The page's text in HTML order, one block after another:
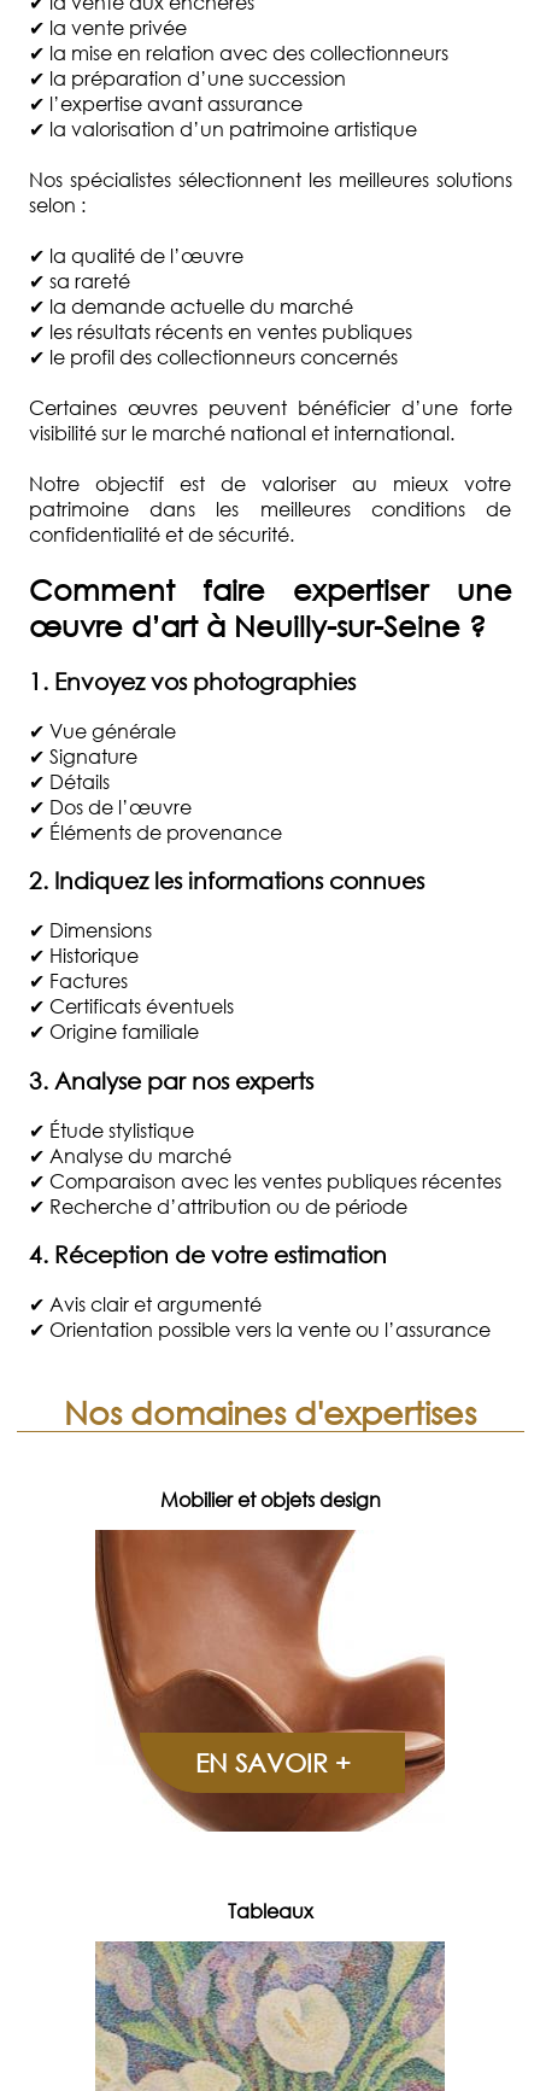
✔ la vente privée
✔ la mise en relation avec des collectionneurs
✔ la préparation d’une succession
✔ l’expertise avant assurance
✔ la valorisation d’un patrimoine artistique
Nos spécialistes sélectionnent les meilleures solutions
selon :
✔ la qualité de l’œuvre
✔ sa rareté
✔ la demande actuelle du marché
✔ les résultats récents en ventes publiques
✔ le profil des collectionneurs concernés
Certaines œuvres peuvent bénéficier d’une forte
visibilité sur le marché national et international.
Notre objectif est de valoriser au mieux votre
patrimoine dans les meilleures conditions de
confidentialité et de sécurité.
Comment faire expertiser une
œuvre d’art à Neuilly-sur-Seine ?
1. Envoyez vos photographies
✔ Vue générale
✔ Signature
✔ Détails
✔ Dos de l’œuvre
✔ Éléments de provenance
2. Indiquez les informations connues
✔ Dimensions
✔ Historique
✔ Factures
✔ Certificats éventuels
✔ Origine familiale
3. Analyse par nos experts
✔ Étude stylistique
✔ Analyse du marché
✔ Comparaison avec les ventes publiques récentes
✔ Recherche d’attribution ou de période
4. Réception de votre estimation
✔ Avis clair et argumenté
✔ Orientation possible vers la vente ou l’assurance
Nos domaines d'expertises
Mobilier et objets design
EN SAVOIR +
Tableaux